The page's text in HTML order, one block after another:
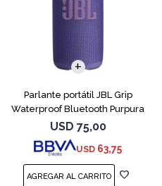
Parlante portátil JBL Grip
Waterproof Bluetooth Purpura
USD 75,00
USD 63,75